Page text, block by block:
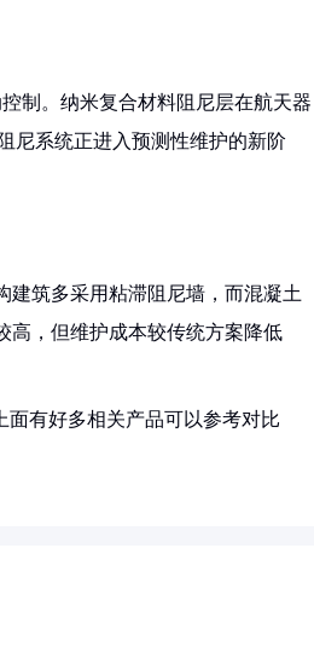
制。纳米复合材料阻尼层在航天器
尼系统正进入预测性维护的新阶
建筑多采用粘滞阻尼墙，而混凝土
高，但维护成本较传统方案降低
面有好多相关产品可以参考对比